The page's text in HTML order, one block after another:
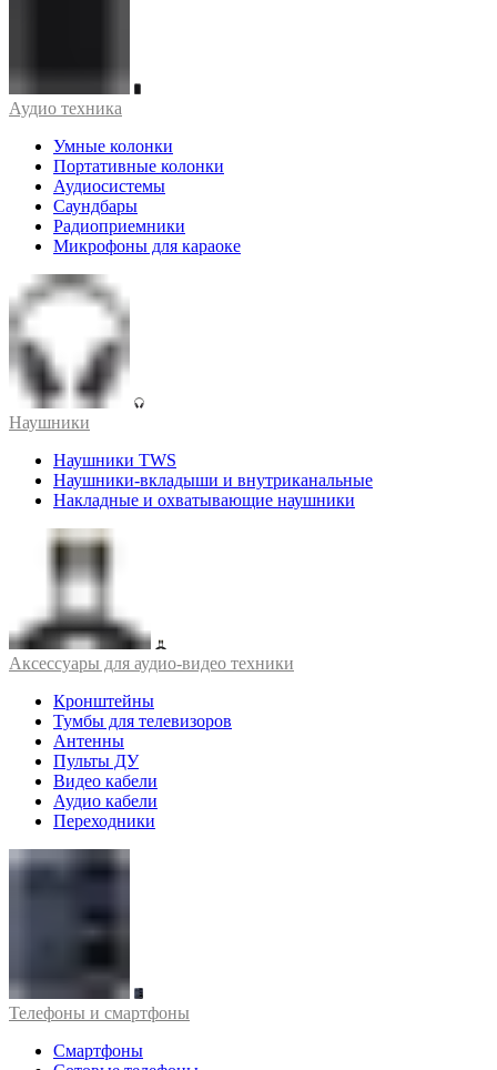
Аудио техника
Умные колонки
Портативные колонки
Аудиосистемы
Саундбары
Радиоприемники
Микрофоны для караоке
Наушники
Наушники TWS
Наушники-вкладыши и внутриканальные
Накладные и охватывающие наушники
Аксессуары для аудио-видео техники
Кронштейны
Тумбы для телевизоров
Антенны
Пульты ДУ
Видео кабели
Аудио кабели
Переходники
Телефоны и смартфоны
Смартфоны